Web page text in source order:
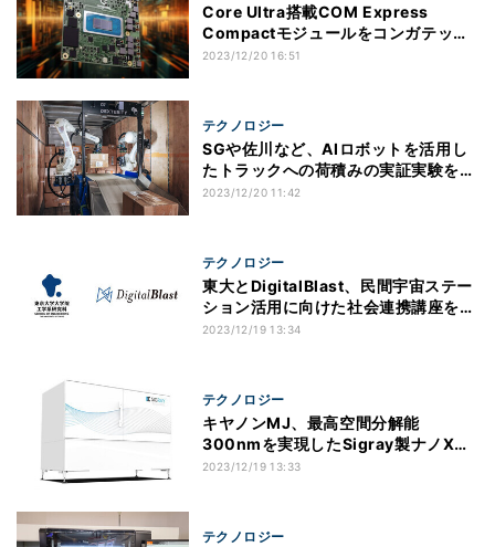
Core Ultra搭載COM Express
Compactモジュールをコンガテック
が発売
2023/12/20 16:51
テクノロジー
SGや佐川など、AIロボットを活用し
たトラックへの荷積みの実証実験を開
始
2023/12/20 11:42
テクノロジー
東大とDigitalBlast、民間宇宙ステー
ション活用に向けた社会連携講座を開
設
2023/12/19 13:34
テクノロジー
キヤノンMJ、最高空間分解能
300nmを実現したSigray製ナノX線
CT装置を発売
2023/12/19 13:33
テクノロジー